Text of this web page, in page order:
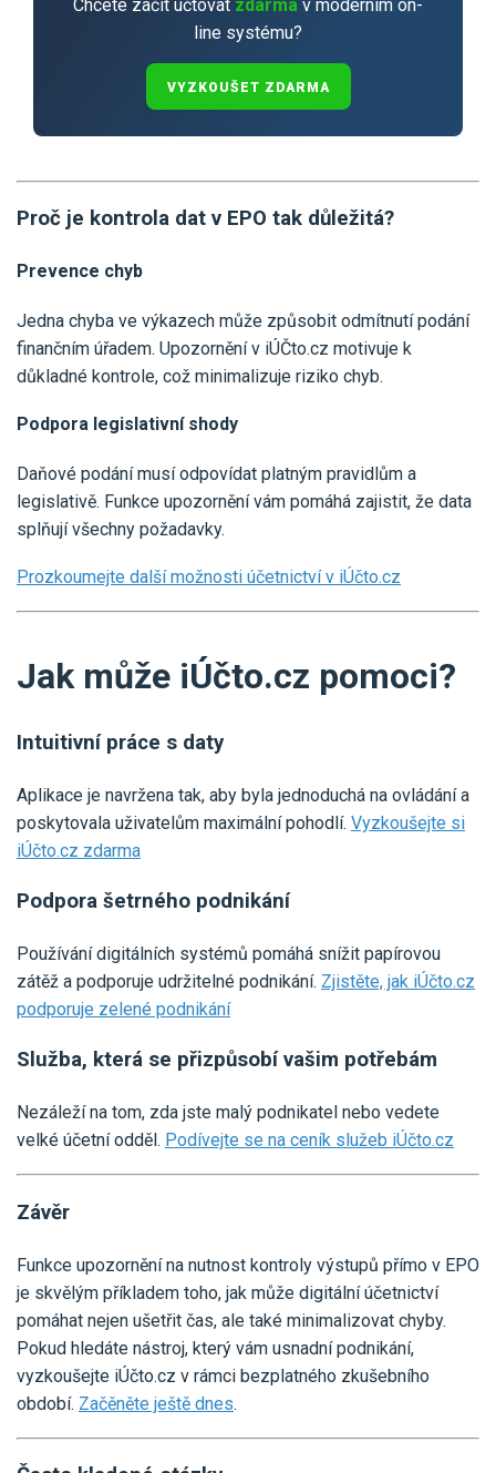
Chcete začít účtovat zdarma v moderním on-
line systému?
VYZKOUŠET ZDARMA
Proč je kontrola dat v EPO tak důležitá?
Prevence chyb
Jedna chyba ve výkazech může způsobit odmítnutí podání
finančním úřadem. Upozornění v iÚČto.cz motivuje k
důkladné kontrole, což minimalizuje riziko chyb.
Podpora legislativní shody
Daňové podání musí odpovídat platným pravidlům a
legislativě. Funkce upozornění vám pomáhá zajistit, že data
splňují všechny požadavky.
Prozkoumejte další možnosti účetnictví v iÚčto.cz
Jak může iÚčto.cz pomoci?
Intuitivní práce s daty
Aplikace je navržena tak, aby byla jednoduchá na ovládání a
poskytovala uživatelům maximální pohodlí. Vyzkoušejte si
iÚčto.cz zdarma
Podpora šetrného podnikání
Používání digitálních systémů pomáhá snížit papírovou
zátěž a podporuje udržitelné podnikání. Zjistěte, jak iÚčto.cz
podporuje zelené podnikání
Služba, která se přizpůsobí vašim potřebám
Nezáleží na tom, zda jste malý podnikatel nebo vedete
velké účetní odděl. Podívejte se na ceník služeb iÚčto.cz
Závěr
Funkce upozornění na nutnost kontroly výstupů přímo v EPO
je skvělým příkladem toho, jak může digitální účetnictví
pomáhat nejen ušetřit čas, ale také minimalizovat chyby.
Pokud hledáte nástroj, který vám usnadní podnikání,
vyzkoušejte iÚčto.cz v rámci bezplatného zkušebního
období. Začěněte ještě dnes.